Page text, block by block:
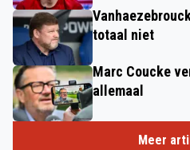
totaal niet
Marc Coucke
allemaal
Meer